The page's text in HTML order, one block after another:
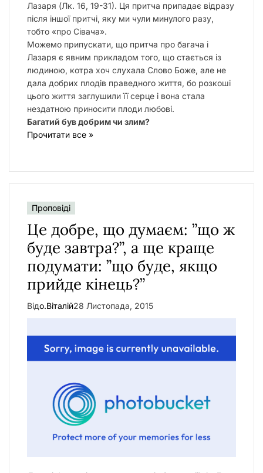
Лазаря (Лк. 16, 19-31). Ця притча припадає відразу
після іншої притчі, яку ми чули минулого разу,
тобто «про Сівача».
Можемо припускати, що притча про багача і
Лазаря є явним прикладом того, що стається із
людиною, котра хоч слухала Слово Боже, але не
дала добрих плодів праведного життя, бо розкоші
цього життя заглушили її серце і вона стала
нездатною приносити плоди любові.
Багатий був добрим чи злим?
Прочитати все »
Проповіді
Це добре, що думаєм: ”що ж
буде завтра?”, а ще краще
подумати: ”що буде, якщо
прийде кінець?”
Відо.Віталій28 Листопада, 2015